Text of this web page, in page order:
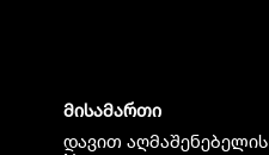
მისამართი
დავით აღმაშენებელის